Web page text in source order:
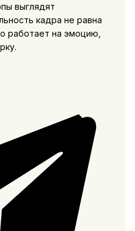
выглядят
кадра не равна
работает на эмоцию,